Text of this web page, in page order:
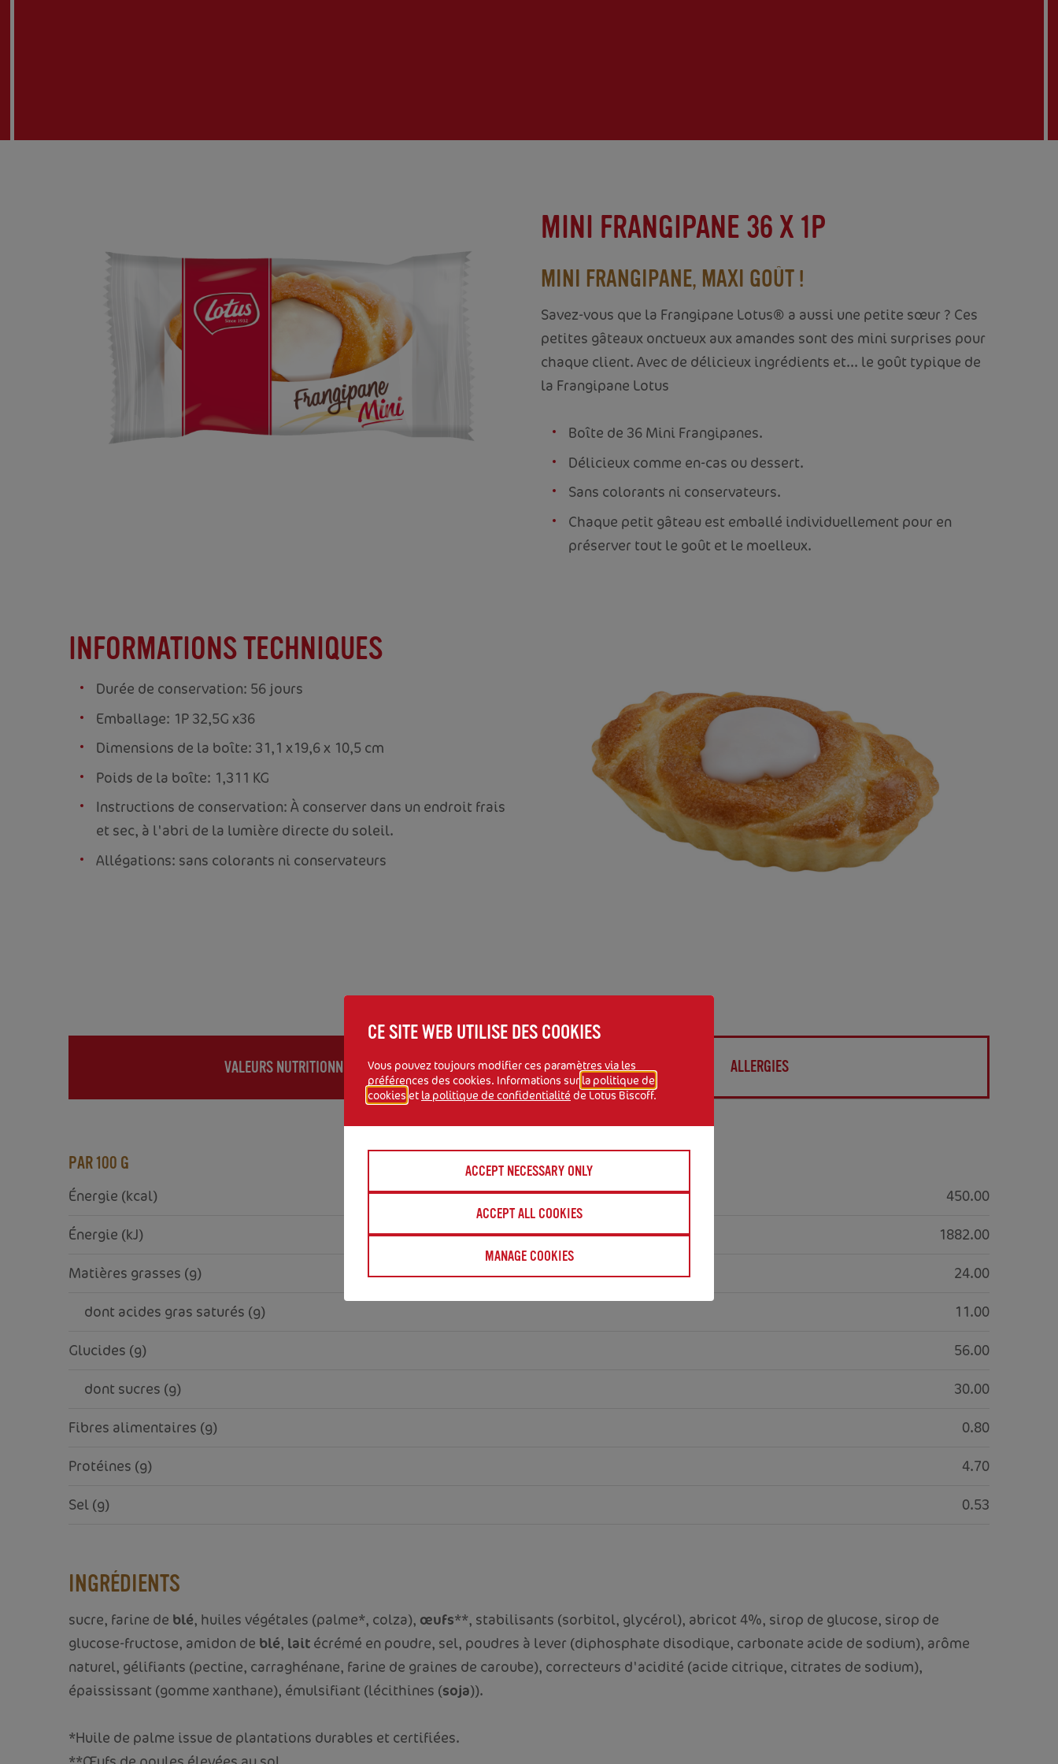
MINI FRANGIPANE 36 X 1P
MINI FRANGIPANE, MAXI GOÛT !
Savez-vous que la Frangipane Lotus® a aussi une petite sœur ? Ces
petites gâteaux onctueux aux amandes sont des mini surprises pour
chaque client. Avec de délicieux ingrédients et... le goût typique de
la Frangipane Lotus
Boîte de 36 Mini Frangipanes.
Délicieux comme en-cas ou dessert.
Sans colorants ni conservateurs.
Chaque petit gâteau est emballé individuellement pour en
préserver tout le goût et le moelleux.
INFORMATIONS TECHNIQUES
Durée de conservation: 56 jours
Emballage: 1P 32,5G x36
Dimensions de la boîte: 31,1 x19,6 x 10,5 cm
Poids de la boîte: 1,311 KG
Instructions de conservation: À conserver dans un endroit frais
et sec, à l'abri de la lumière directe du soleil.
Allégations: sans colorants ni conservateurs
VALEURS NUTRITIONNELLES
TAB)
ALLERGIES
PAR 100 G
Énergie (kcal) 450.00
Énergie (kJ) 1882.00
Matières grasses (g) 24.00
     dont acides gras saturés (g)
11.00
Glucides (g) 56.00
     dont sucres (g)
30.00
Fibres alimentaires (g) 0.80
Protéines (g) 4.70
Sel (g) 0.53
INGRÉDIENTS
sucre, farine de blé, huiles végétales (palme*, colza), œufs**, stabilisants (sorbitol, glycérol), abricot 4%, sirop de glucose, sirop de
glucose-fructose, amidon de blé, lait écrémé en poudre, sel, poudres à lever (diphosphate disodique, carbonate acide de sodium), arôme
naturel, gélifiants (pectine, carraghénane, farine de graines de caroube), correcteurs d'acidité (acide citrique, citrates de sodium),
épaississant (gomme xanthane), émulsifiant (lécithines (soja)).
*Huile de palme issue de plantations durables et certifiées.
CE SITE WEB UTILISE DES COOKIES
Vous pouvez toujours modifier ces paramètres via les
préférences des cookies. Informations sur la politique de
cookies et la politique de confidentialité de Lotus Biscoff.
ACCEPT NECESSARY ONLY
ACCEPT ALL COOKIES
MANAGE COOKIES